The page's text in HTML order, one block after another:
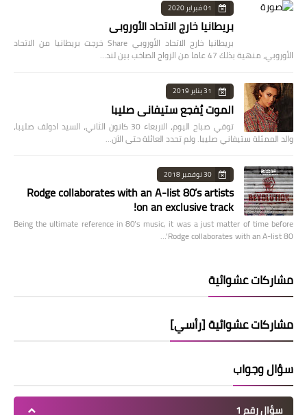
01 فبراير 2020
بريطانيا خارج الاتحاد الأوروبي
بريطانيا خارج الاتحاد الأوروبي Share خرجت بريطانيا من الاتحاد
الأوروبي، منهية بذلك 47 عاما من الزواج الصاخب بين لند…
31 يناير 2019
الموت يُفجع ستيفاني صليبا
توفي صباح اليوم، الاربعاء 30 كانون الثاني، السيد ادولف صليبا،
والد الممثلة ستيفاني صليبا. ولم تحدد العائلة حتى الآن…
30 نوفمبر 2018
Rodge collaborates with an A-list 80’s artists
on an exclusive track!
Being the ultimate reference in 80’s music, it was a just matter of time before
Rodge collaborates with an A-list 80’…
مشاركات عشوائية
مشاركات عشوائية [رأسي]
سؤال وجواب
سؤال رقم 1